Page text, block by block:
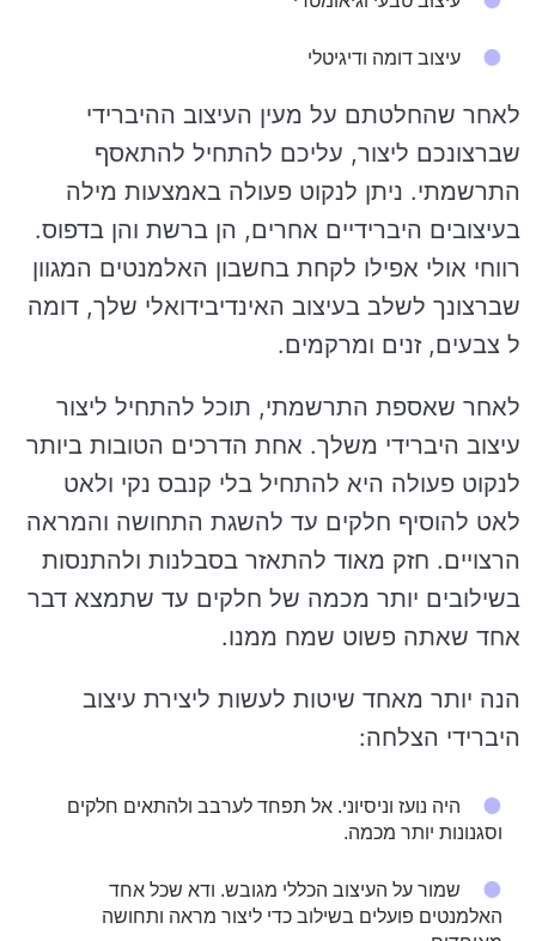
עיצוב דומה ודיגיטלי
לאחר שהחלטתם על מעין העיצוב ההיברידי
שברצונכם ליצור, עליכם להתחיל להתאסף
התרשמתי. ניתן לנקוט פעולה באמצעות מילה
בעיצובים היברידיים אחרים, הן ברשת והן בדפוס.
רווחי אולי אפילו לקחת בחשבון האלמנטים המגוון
שברצונך לשלב בעיצוב האינדיבידואלי שלך, דומה
ל צבעים, זנים ומרקמים.
לאחר שאספת התרשמתי, תוכל להתחיל ליצור
עיצוב היברידי משלך. אחת הדרכים הטובות ביותר
לנקוט פעולה היא להתחיל בלי קנבס נקי ולאט
לאט להוסיף חלקים עד להשגת התחושה והמראה
הרצויים. חזק מאוד להתאזר בסבלנות ולהתנסות
בשילובים יותר מכמה של חלקים עד שתמצא דבר
אחד שאתה פשוט שמח ממנו.
הנה יותר מאחד שיטות לעשות ליצירת עיצוב
היברידי הצלחה:
היה נועז וניסיוני. אל תפחד לערבב ולהתאים חלקים
וסגנונות יותר מכמה.
שמור על העיצוב הכללי מגובש. ודא שכל אחד
האלמנטים פועלים בשילוב כדי ליצור מראה ותחושה